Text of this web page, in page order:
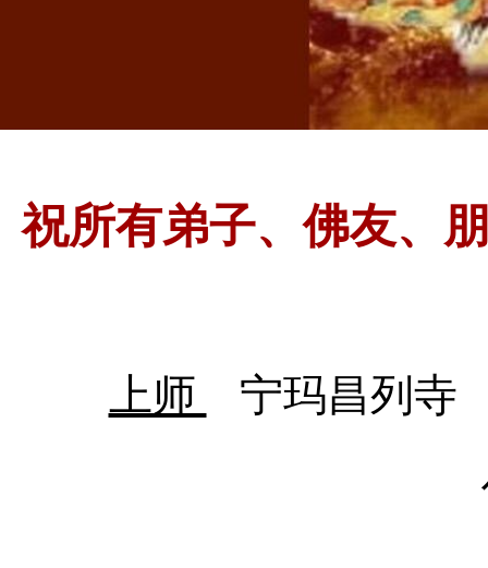
祝所有弟子、佛友、
上师
宁玛昌列寺